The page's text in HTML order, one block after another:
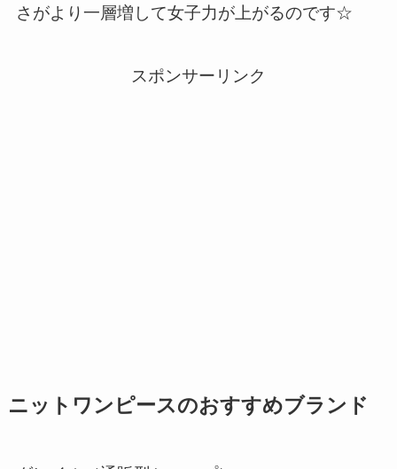
さがより一層増して女子力が上がるのです☆
スポンサーリンク
ニットワンピースのおすすめブランド